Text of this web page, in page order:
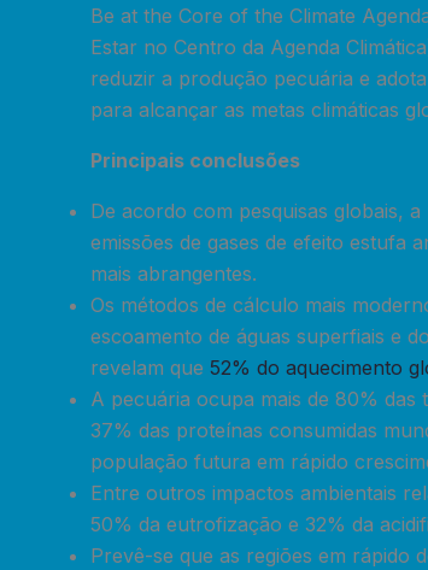
Be at the Core of the Climate
Estar no Centro da Agenda
reduzir a produção pecuária e
para alcançar as metas climáticas
Principais conclusões
De acordo com pesquisas globais,
emissões de gases de efeito estufa
mais abrangentes.
Os métodos de cálculo mais
escoamento de águas superfiais e
revelam que 52% do aquecimento
A pecuária ocupa mais de 80% das
37% das proteínas consumidas
população futura em rápido
Entre outros impactos ambientais
50% da eutrofização e 32% da
Prevê-se que as regiões em rápido